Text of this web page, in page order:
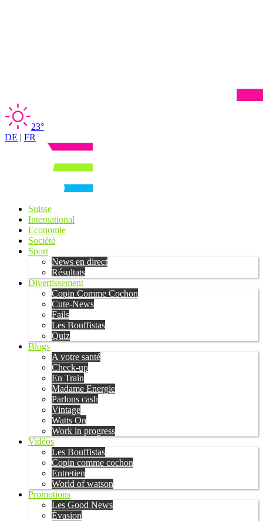
23°
DE | FR
Suisse
International
Economie
Société
Sport
News en direct
Résultats
Divertissement
Copin Comme Cochon
Cute-News
Fails
Les Bouffistas
Quiz
Blogs
A votre santé
Check-up
En Train
Madame Energie
Parlons cash
Vintage
Watts On
Work in progress
Vidéos
Les Bouffistas
Copin comme cochon
Entretien
World of watson
Promotions
Les Good News
Évasion